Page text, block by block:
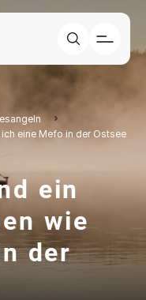
eine Mefo in der Ostsee
ein
wie
der